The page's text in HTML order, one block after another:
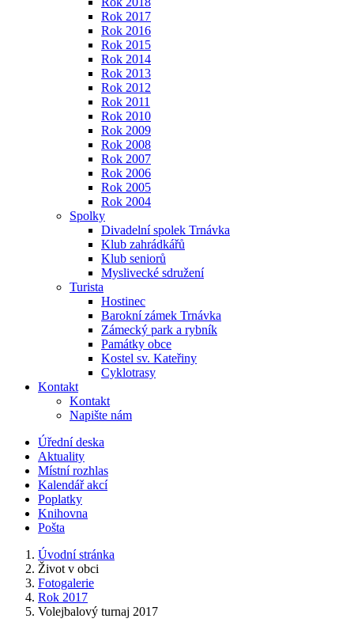
Rok 2017
Rok 2016
Rok 2015
Rok 2014
Rok 2013
Rok 2012
Rok 2011
Rok 2010
Rok 2009
Rok 2008
Rok 2007
Rok 2006
Rok 2005
Rok 2004
Spolky
Divadelní spolek Trnávka
Klub zahrádkářů
Klub seniorů
Myslivecké sdružení
Turista
Hostinec
Barokní zámek Trnávka
Zámecký park a rybník
Památky obce
Kostel sv. Kateřiny
Cyklotrasy
Kontakt
Kontakt
Napište nám
Úřední deska
Aktuality
Místní rozhlas
Kalendář akcí
Poplatky
Knihovna
Pošta
Úvodní stránka
Život v obci
Fotogalerie
Rok 2017
Volejbalový turnaj 2017